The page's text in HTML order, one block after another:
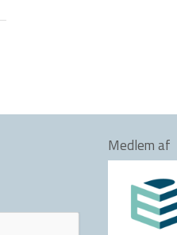
Medlem af